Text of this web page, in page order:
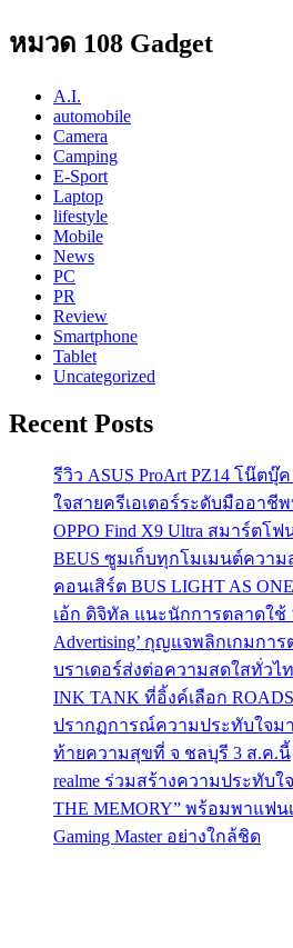
หมวด 108 Gadget
A.I.
automobile
Camera
Camping
E-Sport
Laptop
lifestyle
Mobile
News
PC
PR
Review
Smartphone
Tablet
Uncategorized
Recent Posts
รีวิว ASUS ProArt PZ14 โน๊ตบุ๊
ใจสายครีเอเตอร์ระดับมืออาชี
OPPO Find X9 Ultra สมาร์ต
BEUS ซูมเก็บทุกโมเมนต์ควา
คอนเสิร์ต BUS LIGHT AS ONE
เอ้ก ดิจิทัล แนะนักการตลาดใช้
Advertising’ กุญแจพลิกเกมกา
บราเดอร์ส่งต่อความสดใสทั่วไ
INK TANK ที่อิ้งค์เลือก
ปรากฏการณ์ความประทับใจม
ท้ายความสุขที่ จ ชลบุรี 3 ส.ค.นี้
realme ร่วมสร้างความประทับใ
THE MEMORY” พร้อมพาแฟ
Gaming Master อย่างใกล้ชิด